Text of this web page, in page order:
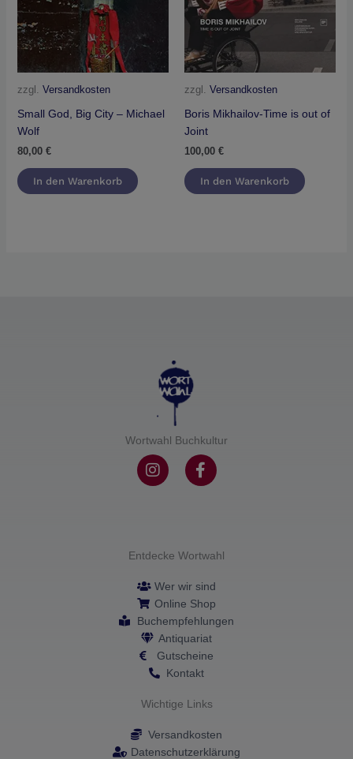
zzgl. Versandkosten
Small God, Big City – Michael
Wolf
80,00 €
In den Warenkorb
zzgl. Versandkosten
Boris Mikhailov-Time is out of
Joint
100,00 €
In den Warenkorb
Wortwahl Buchkultur
I
n
r
m
F
a
o
-
f
Entdecke Wortwahl
Wer wir sind
Online Shop
Buchempfehlungen
Antiquariat
Gutscheine
Kontakt
Wichtige Links
Versandkosten
Datenschutzerklärung